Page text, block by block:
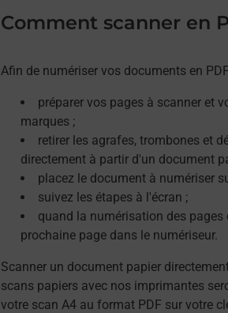
Comment scanner en
Afin de numériser vos documents en
préparer vos pages à scanner et
marques ;
retirer les agrafes, trombones et
directement à partir d'un document
placez le document à numériser
suivez les étapes à l'écran ;
quand la numérisation des pages
prochaine page dans le numériseur.
Scanner un document papier
scans papiers avec nos imprimantes
votre scan A4 au format PDF sur votre